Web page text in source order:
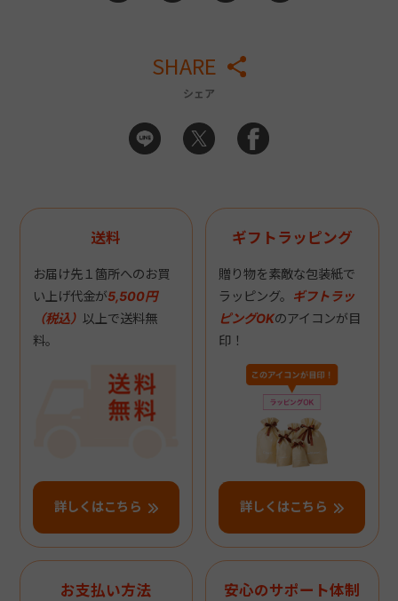
SHARE
シェア
送料
お届け先１箇所へのお買
い上げ代金が5,500円
（税込） 以上で送料無
料。
詳しくはこちら
ギフトラッピング
贈り物を素敵な包装紙で
ラッピング。 ギフトラッ
ピングOKのアイコンが目
印！
詳しくはこちら
お支払い方法 安心のサポート体制